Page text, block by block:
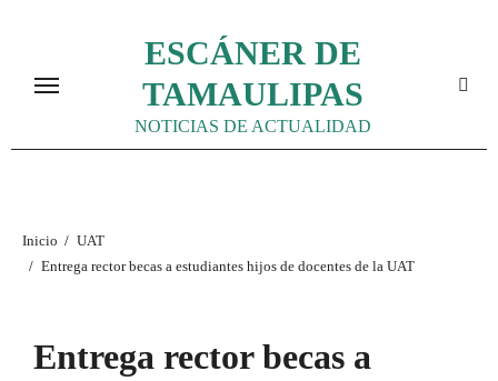
contenido
ESCÁNER DE
TAMAULIPAS
NOTICIAS DE ACTUALIDAD
Inicio
UAT
Entrega rector becas a estudiantes hijos de docentes de la UAT
Entrega rector becas a